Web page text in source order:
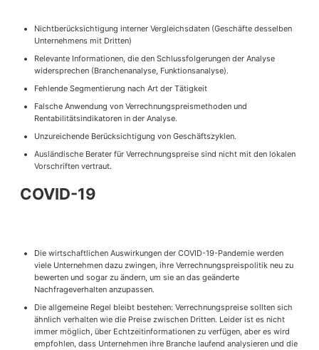
Nichtberücksichtigung interner Vergleichsdaten (Geschäfte desselben
Unternehmens mit Dritten)
Relevante Informationen, die den Schlussfolgerungen der Analyse
widersprechen (Branchenanalyse, Funktionsanalyse).
Fehlende Segmentierung nach Art der Tätigkeit
Falsche Anwendung von Verrechnungspreismethoden und
Rentabilitätsindikatoren in der Analyse.
Unzureichende Berücksichtigung von Geschäftszyklen.
Ausländische Berater für Verrechnungspreise sind nicht mit den lokalen
Vorschriften vertraut.
COVID-19
Die wirtschaftlichen Auswirkungen der COVID-19-Pandemie werden
viele Unternehmen dazu zwingen, ihre Verrechnungspreispolitik neu zu
bewerten und sogar zu ändern, um sie an das geänderte
Nachfrageverhalten anzupassen.
Die allgemeine Regel bleibt bestehen: Verrechnungspreise sollten sich
ähnlich verhalten wie die Preise zwischen Dritten. Leider ist es nicht
immer möglich, über Echtzeitinformationen zu verfügen, aber es wird
empfohlen, dass Unternehmen ihre Branche laufend analysieren und die